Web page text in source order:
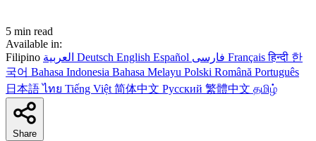
5 min read
Available in:
Filipino
Deutsch English Español Françaisहिन्दी 한
국어 Bahasa Indonesia Bahasa Melayu Polski Română Português
日本語ไทย Tiếng Việt 简体中文 Русский 繁體中文 தமிழ்
Share